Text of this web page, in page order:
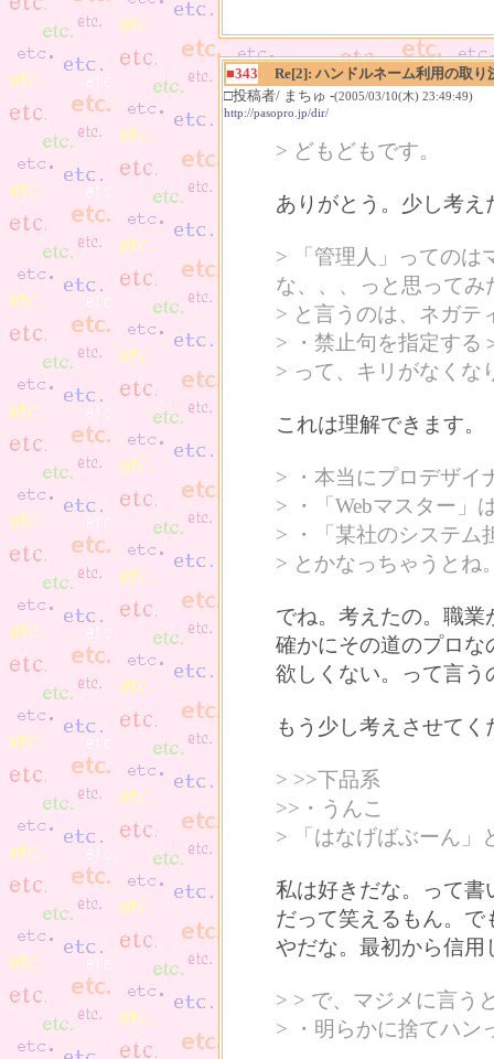
■343
Re[2]: ハンドルネーム利用の取り
□投稿者/ まちゅ -(2005/03/10(木) 23:49:49)
http://pasopro.jp/dir/
> どもどもです。
ありがとう。少し考え
> 「管理人」ってのは
な、、、っと思ってみ
> と言うのは、ネガテ
> ・禁止句を指定する
> って、キリがなくな
これは理解できます。
> ・本当にプロデザイ
> ・「Webマスター」
> ・「某社のシステム
> とかなっちゃうとね
でね。考えたの。職
確かにその道のプロな
欲しくない。って言う
もう少し考えさせてく
> >>下品系
>>・うんこ
> 「はなげばぶーん」
私は好きだな。って書
だって笑えるもん。
やだな。最初から信用
> > で、マジメに言う
> ・明らかに捨てハン